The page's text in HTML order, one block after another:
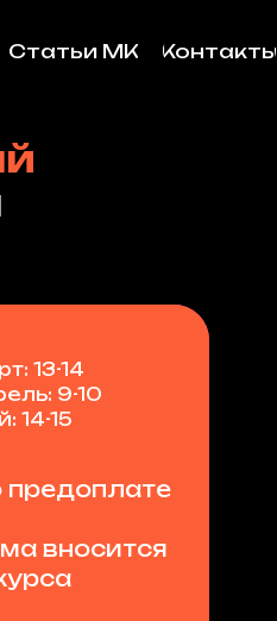
Статьи МК Контакты
13-14
9-10
14-15
предоплате
вносится